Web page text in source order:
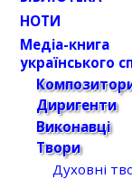
НОТИ
Медіа-книга
українського
Диригенти
Виконавці
Твори
Духовні